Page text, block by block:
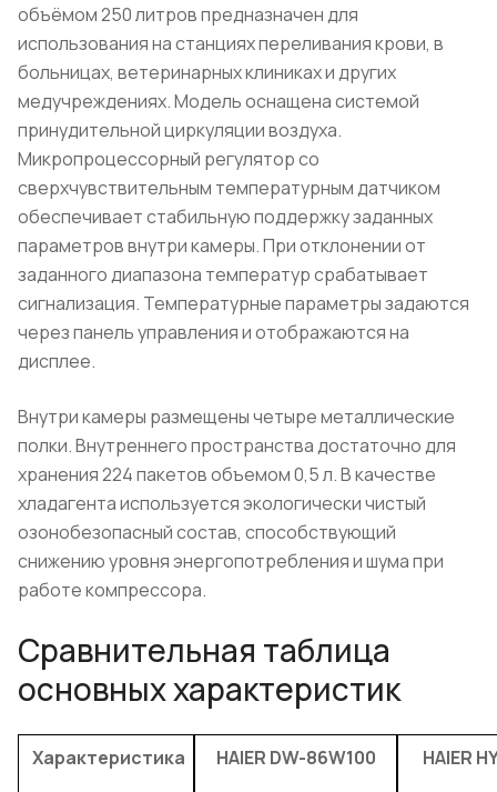
объёмом 250 литров предназначен для
использования на станциях переливания крови, в
больницах, ветеринарных клиниках и других
медучреждениях. Модель оснащена системой
принудительной циркуляции воздуха.
Микропроцессорный регулятор со
сверхчувствительным температурным датчиком
обеспечивает стабильную поддержку заданных
параметров внутри камеры. При отклонении от
заданного диапазона температур срабатывает
сигнализация. Температурные параметры задаются
через панель управления и отображаются на
дисплее.
Внутри камеры размещены четыре металлические
полки. Внутреннего пространства достаточно для
хранения 224 пакетов объемом 0,5 л. В качестве
хладагента используется экологически чистый
озонобезопасный состав, способствующий
снижению уровня энергопотребления и шума при
работе компрессора.
Сравнительная таблица
основных характеристик
Характеристика HAIER DW-86W100 HAIER